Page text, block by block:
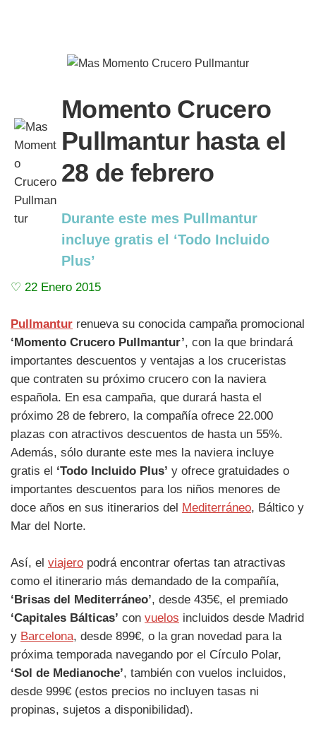
Momento Crucero
Pullmantur hasta el
28 de febrero
Durante este mes Pullmantur
incluye gratis el ‘Todo Incluido
Plus’
♡ 22 Enero 2015
Pullmantur renueva su conocida campaña promocional
‘Momento Crucero Pullmantur’, con la que brindará
importantes descuentos y ventajas a los cruceristas
que contraten su próximo crucero con la naviera
española. En esa campaña, que durará hasta el
próximo 28 de febrero, la compañía ofrece 22.000
plazas con atractivos descuentos de hasta un 55%.
Además, sólo durante este mes la naviera incluye
gratis el ‘Todo Incluido Plus’ y ofrece gratuidades o
importantes descuentos para los niños menores de
doce años en sus itinerarios del Mediterráneo, Báltico y
Mar del Norte.
Así, el viajero podrá encontrar ofertas tan atractivas
como el itinerario más demandado de la compañía,
‘Brisas del Mediterráneo’, desde 435€, el premiado
‘Capitales Bálticas’ con vuelos incluidos desde Madrid
y Barcelona, desde 899€, o la gran novedad para la
próxima temporada navegando por el Círculo Polar,
‘Sol de Medianoche’, también con vuelos incluidos,
desde 999€ (estos precios no incluyen tasas ni
propinas, sujetos a disponibilidad).